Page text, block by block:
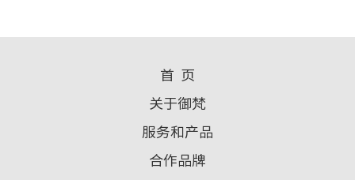
首 页
关于御梵
服务和产品
合作品牌